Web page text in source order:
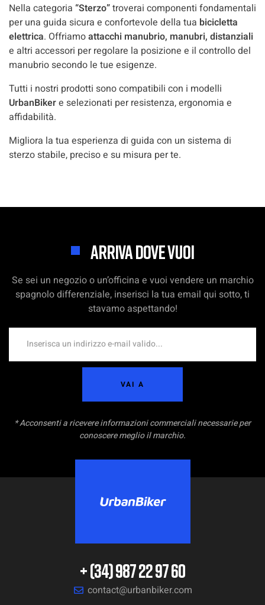
Nella categoria “Sterzo”troverai componenti fondamentali
per una guida sicura e confortevole della tua bicicletta
elettrica. Offriamoattacchi manubrio, manubri, distanziali
e altri accessori per regolare la posizione e il controllo del
manubrio secondo le tue esigenze.
Tutti i nostri prodotti sono compatibili con i modelli
UrbanBikere selezionati per resistenza, ergonomia e
affidabilità.
Migliora la tua esperienza di guida con un sistema di
sterzo stabile, preciso e su misura per te.
ARRIVA DOVE VUOI
Se sei un negozio o un’officina e vuoi vendere un marchio
spagnolo differenziale, inserisci la tua email qui sotto, ti
stavamo aspettando!
VAI A
* Acconsenti a ricevere informazioni commerciali necessarie per
conoscere meglio il marchio.
+ (34) 987 22 97 60
contact@urbanbiker.com